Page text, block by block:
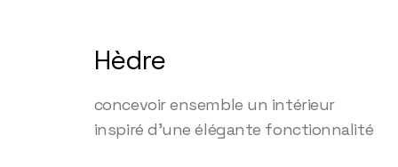
Hèdre
concevoir ensemble un intérieur
inspiré d'une élégante fonctionnalité